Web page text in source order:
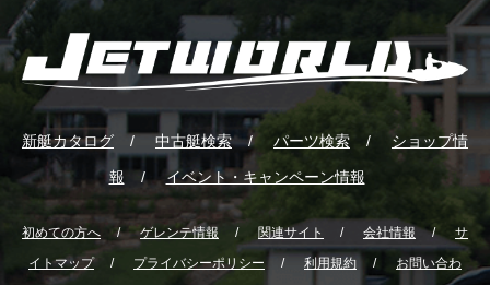
新艇カタログ 中古艇検索 パーツ検索 ショップ情
報 イベント・キャンペーン情報
初めての方へ ゲレンテ情報 関連サイト 会社情報
サ
イトマップ
プライバシーポリシー 利用規約
お問い合わ